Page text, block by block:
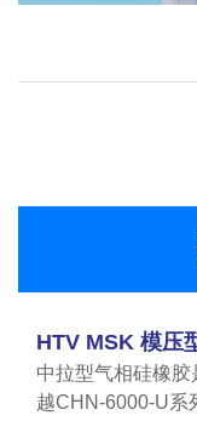
HTV MSK 模压
中拉型气相硅橡
越CHN-6000-U系